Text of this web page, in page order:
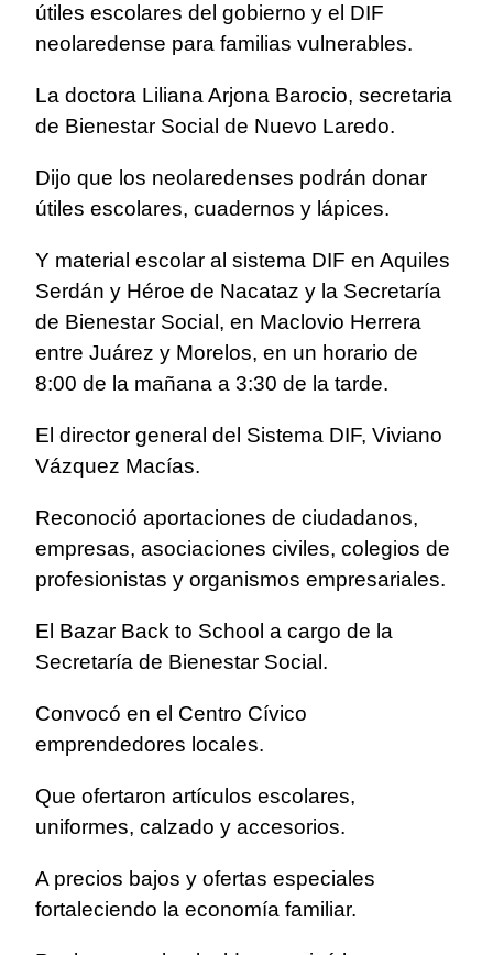
útiles escolares del gobierno y el DIF
neolaredense para familias vulnerables.
La doctora Liliana Arjona Barocio, secretaria
de Bienestar Social de Nuevo Laredo.
Dijo que los neolaredenses podrán donar
útiles escolares, cuadernos y lápices.
Y material escolar al sistema DIF en Aquiles
Serdán y Héroe de Nacataz y la Secretaría
de Bienestar Social, en Maclovio Herrera
entre Juárez y Morelos, en un horario de
8:00 de la mañana a 3:30 de la tarde.
El director general del Sistema DIF, Viviano
Vázquez Macías.
Reconoció aportaciones de ciudadanos,
empresas, asociaciones civiles, colegios de
profesionistas y organismos empresariales.
El Bazar Back to School a cargo de la
Secretaría de Bienestar Social.
Convocó en el Centro Cívico
emprendedores locales.
Que ofertaron artículos escolares,
uniformes, calzado y accesorios.
A precios bajos y ofertas especiales
fortaleciendo la economía familiar.